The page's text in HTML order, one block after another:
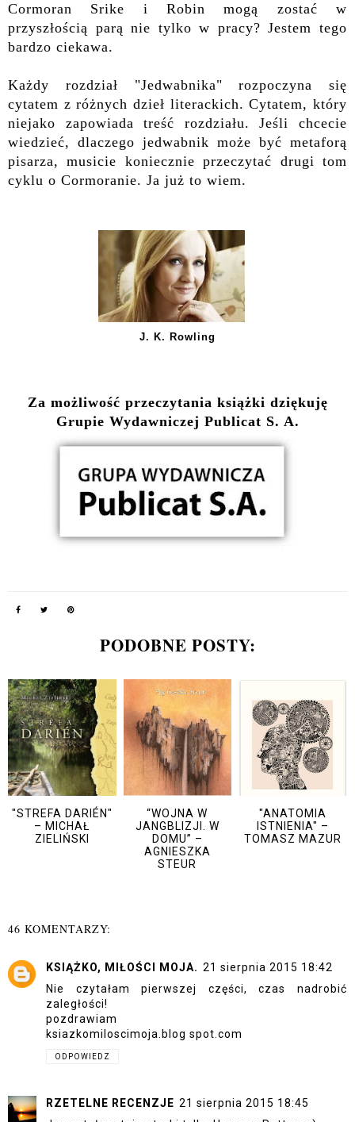
Cormoran Srike i Robin mogą zostać w
przyszłością parą nie tylko w pracy? Jestem tego
bardzo ciekawa.
Każdy rozdział "Jedwabnika" rozpoczyna się
cytatem z różnych dzieł literackich. Cytatem, który
niejako zapowiada treść rozdziału. Jeśli chcecie
wiedzieć, dlaczego jedwabnik może być metaforą
pisarza, musicie koniecznie przeczytać drugi tom
cyklu o Cormoranie. Ja już to wiem.
J. K. Rowling
Za możliwość przeczytania książki dziękuję
Grupie Wydawniczej Publicat S. A.
PODOBNE POSTY:
"STREFA DARIÉN"
– MICHAŁ
ZIELIŃSKI
“WOJNA W
JANGBLIZJI. W
DOMU” –
AGNIESZKA
STEUR
"ANATOMIA
ISTNIENIA" –
TOMASZ MAZUR
46 KOMENTARZY:
KSIĄŻKO, MIŁOŚCI MOJA. 21 sierpnia 2015 18:42
Nie czytałam pierwszej części, czas nadrobić
zaległości!
pozdrawiam
ksiazkomiloscimoja.blog spot.com
ODPOWIEDZ
RZETELNE RECENZJE 21 sierpnia 2015 18:45